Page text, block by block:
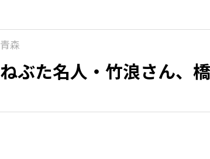
青森
ねぶた名人・竹浪さん、